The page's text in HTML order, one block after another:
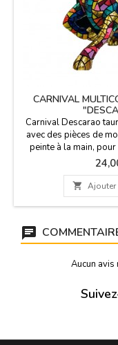
CARNIVAL
Carnival Descarao
avec des pièces de
peinte à la main,
tauromachie. Fabriqué
avec la technique de
Barcino.
différentes tailles
dimensions
Prix
 Ajouter
Aucun avis